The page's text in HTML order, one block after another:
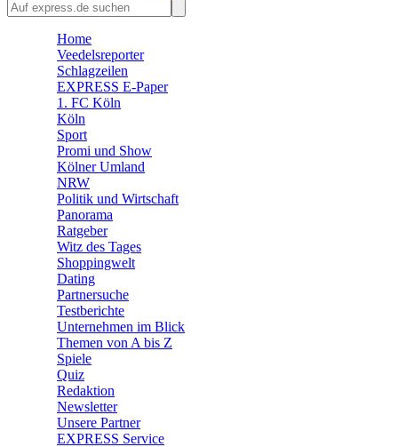
⭐ Promi
🛒 Shoppingwelt
Home
Veedelsreporter
Schlagzeilen
EXPRESS E-Paper
1. FC Köln
Köln
Sport
Promi und Show
Kölner Umland
NRW
Politik und Wirtschaft
Panorama
Ratgeber
Witz des Tages
Shoppingwelt
Dating
Partnersuche
Testberichte
Unternehmen im Blick
Themen von A bis Z
Spiele
Quiz
Redaktion
Newsletter
Unsere Partner
EXPRESS Service